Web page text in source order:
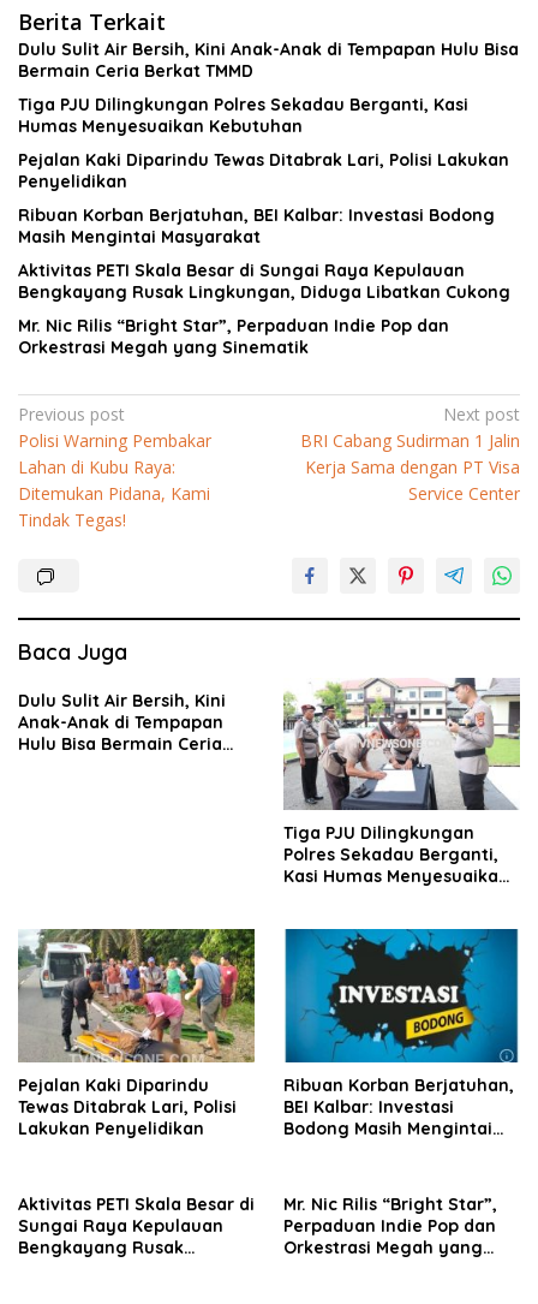
Berita Terkait
Dulu Sulit Air Bersih, Kini Anak-Anak di Tempapan Hulu Bisa
Bermain Ceria Berkat TMMD
Tiga PJU Dilingkungan Polres Sekadau Berganti, Kasi
Humas Menyesuaikan Kebutuhan
Pejalan Kaki Diparindu Tewas Ditabrak Lari, Polisi Lakukan
Penyelidikan
Ribuan Korban Berjatuhan, BEI Kalbar: Investasi Bodong
Masih Mengintai Masyarakat
Aktivitas PETI Skala Besar di Sungai Raya Kepulauan
Bengkayang Rusak Lingkungan, Diduga Libatkan Cukong
Mr. Nic Rilis “Bright Star”, Perpaduan Indie Pop dan
Orkestrasi Megah yang Sinematik
Navigasi
pos
Previous post
Polisi Warning Pembakar
Lahan di Kubu Raya:
Ditemukan Pidana, Kami
Tindak Tegas!
Next post
BRI Cabang Sudirman 1 Jalin
Kerja Sama dengan PT Visa
Service Center
Baca Juga
Dulu Sulit Air Bersih, Kini
Anak-Anak di Tempapan
Hulu Bisa Bermain Ceria
Tiga PJU Dilingkungan
Polres Sekadau Berganti,
Kasi Humas Menyesuaikan
Pejalan Kaki Diparindu
Tewas Ditabrak Lari, Polisi
Lakukan Penyelidikan
Ribuan Korban Berjatuhan,
BEI Kalbar: Investasi
Bodong Masih Mengintai
Aktivitas PETI Skala Besar di
Sungai Raya Kepulauan
Bengkayang Rusak
Mr. Nic Rilis “Bright Star”,
Perpaduan Indie Pop dan
Orkestrasi Megah yang